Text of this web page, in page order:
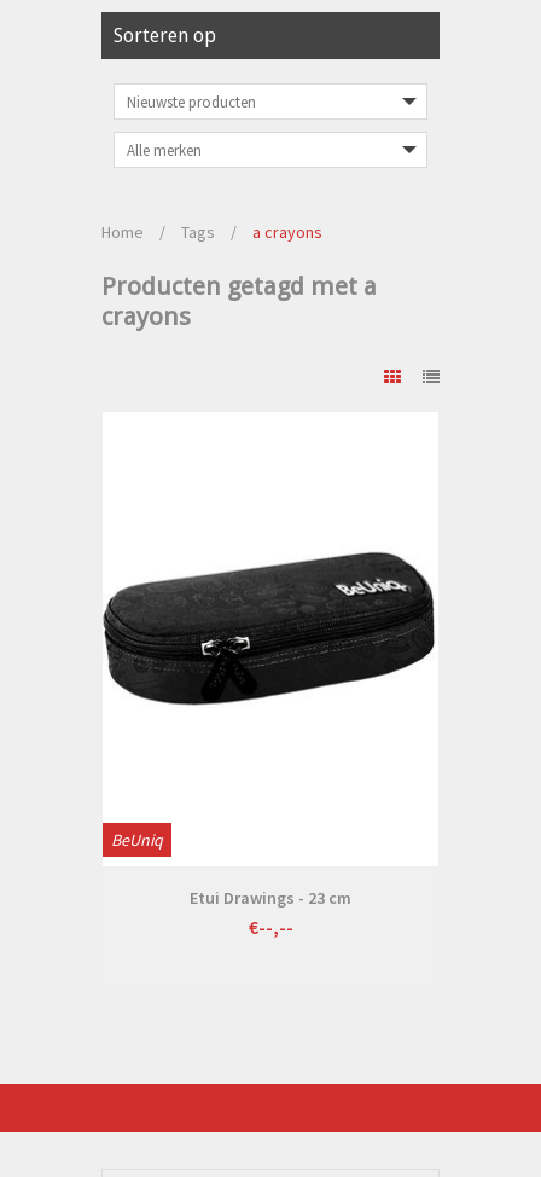
Sorteren op
Home / Tags / a crayons
Producten getagd met a
crayons
BeUniq
Etui Drawings - 23 cm
€--,--